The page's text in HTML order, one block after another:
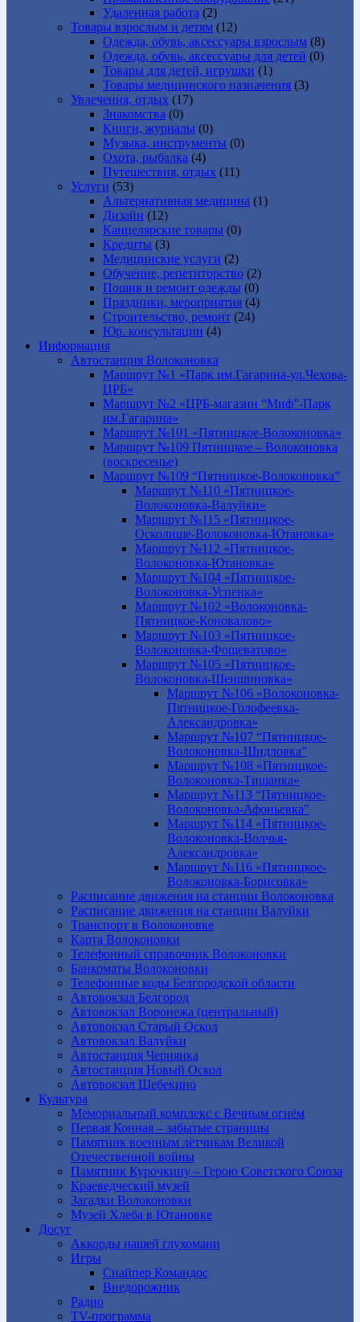
Удаленная работа (2)
Товары взрослым и детям (12)
Одежда, обувь, аксессуары взрослым (8)
Одежда, обувь, аксессуары для детей (0)
Товары для детей, игрушки (1)
Товары медицинского назначения (3)
Увлечения, отдых (17)
Знакомства (0)
Книги, журналы (0)
Музыка, инструменты (0)
Охота, рыбалка (4)
Путешествия, отдых (11)
Услуги (53)
Альтернативная медицина (1)
Дизайн (12)
Канцелярские товары (0)
Кредиты (3)
Медицинские услуги (2)
Обучение, репетиторство (2)
Пошив и ремонт одежды (0)
Праздники, мероприятия (4)
Строительство, ремонт (24)
Юр. консультации (4)
Информация
Автостанция Волоконовка
Маршрут №1 «Парк им.Гагарина-ул.Чехова-
ЦРБ»
Маршрут №2 «ЦРБ-магазин “Миф”-Парк
им.Гагарина»
Маршрут №101 «Пятницкое-Волоконовка»
Маршрут №109 Пятницкое – Волоконовка
(воскресенье)
Маршрут №109 “Пятницкое-Волоконовка”
Маршрут №110 «Пятницкое-
Волоконовка-Валуйки»
Маршрут №115 «Пятницкое-
Осколище-Волоконовка-Ютановка»
Маршрут №112 «Пятницкое-
Волоконовка-Ютановка»
Маршрут №104 «Пятницкое-
Волоконовка-Успенка»
Маршрут №102 «Волоконовка-
Пятницкое-Коновалово»
Маршрут №103 «Пятницкое-
Волоконовка-Фощеватово»
Маршрут №105 «Пятницкое-
Волоконовка-Шеншиновка»
Маршрут №106 «Волоконовка-
Пятницкое-Голофеевка-
Александровка»
Маршрут №107 “Пятницкое-
Волоконовка-Шидловка”
Маршрут №108 «Пятницкое-
Волоконовка-Тишанка»
Маршрут №113 “Пятницкое-
Волоконовка-Афоньевка”
Маршрут №114 «Пятницкое-
Волоконовка-Волчья-
Александровка»
Маршрут №116 «Пятницкое-
Волоконовка-Борисовка»
Расписание движения на станции Волоконовка
Расписание движения на станции Валуйки
Транспорт в Волоконовке
Карта Волоконовки
Телефонный справочник Волоконовки
Банкоматы Волоконовки
Телефонные коды Белгородской области
Автовокзал Белгород
Автовокзал Воронежа (центральный)
Автовокзал Старый Оскол
Автовокзал Валуйки
Автостанция Чернянка
Автостанция Новый Оскол
Автовокзал Шебекино
Культура
Мемориальный комплекс с Вечным огнём
Первая Конная – забытые страницы
Памятник военным лётчикам Великой
Отечественной войны
Памятник Курочкину – Герою Советского Союза
Краеведческий музей
Загадки Волоконовки
Музей Хлеба в Ютановке
Досуг
Аккорды нашей глухомани
Игры
Снайпер Командос
Внедорожник
Радио
TV-программа